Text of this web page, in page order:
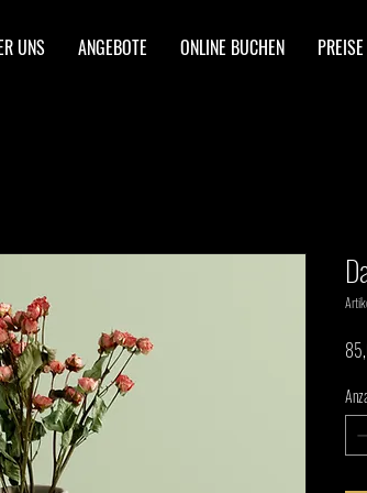
UNS ANGEBOTE ONLINE BUCHEN PREISE